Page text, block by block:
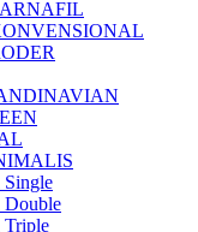
Single
Double
Triple